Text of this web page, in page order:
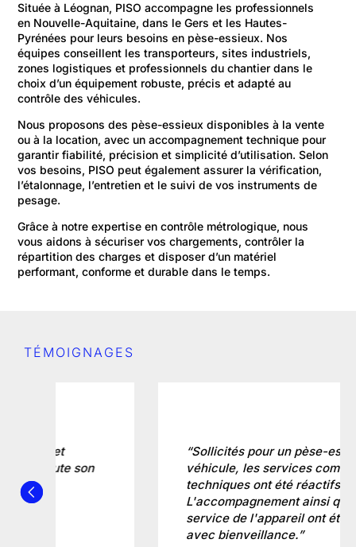
Située à Léognan, PISO accompagne les professionnels
en Nouvelle-Aquitaine, dans le Gers et les Hautes-
Pyrénées pour leurs besoins en pèse-essieux. Nos
équipes conseillent les transporteurs, sites industriels,
zones logistiques et professionnels du chantier dans le
choix d’un équipement robuste, précis et adapté au
contrôle des véhicules.
Nous proposons des pèse-essieux disponibles à la vente
ou à la location, avec un accompagnement technique pour
garantir fiabilité, précision et simplicité d’utilisation. Selon
vos besoins, PISO peut également assurer la vérification,
l’étalonnage, l’entretien et le suivi de vos instruments de
pesage.
Grâce à notre expertise en contrôle métrologique, nous
vous aidons à sécuriser vos chargements, contrôler la
répartition des charges et disposer d’un matériel
performant, conforme et durable dans le temps.
TÉMOIGNAGES
“Sollicités pour un pèse-essieux de
véhicule, les services commerciaux et
techniques ont été réactifs.
L'accompagnement ainsi que la mise en
service de l'appareil ont été réalisés
avec bienveillance.”